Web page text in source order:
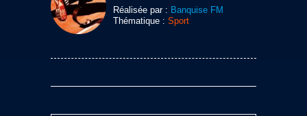
Réalisée par : Banquise FM
Thématique : Sport